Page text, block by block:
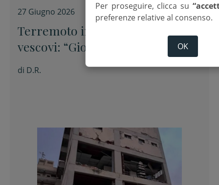
27 Giugno 2026
Terremoto in Venezuela. I
vescovi: “Giornata nazionale di
preghiera e rete di solidarietà”
di D.R.
Per proseguire, clicca su
preferenze relative al consenso.
OK